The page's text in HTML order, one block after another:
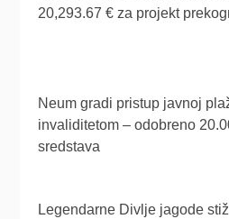
20,293.67 € za projekt
Neum gradi pristup javnoj
invaliditetom – odobreno
sredstava
Legendarne Divlje jagode